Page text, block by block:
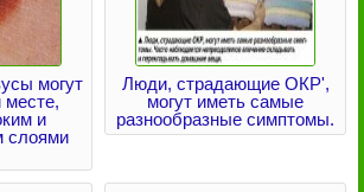
могут
и
слоями
Люди, страдающие ОКР',
могут иметь самые
разнообразные симптомы.